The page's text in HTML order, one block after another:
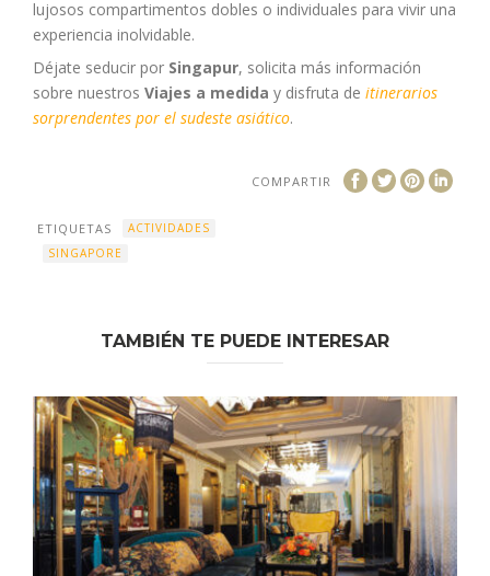
lujosos compartimentos dobles o individuales para vivir una
experiencia inolvidable.
Déjate seducir por Singapur, solicita más información
sobre nuestrosViajes a medida y disfruta deitinerarios
sorprendentes por el sudeste asiático.
COMPARTIR
ETIQUETAS
ACTIVIDADES
SINGAPORE
TAMBIÉN TE PUEDE INTERESAR